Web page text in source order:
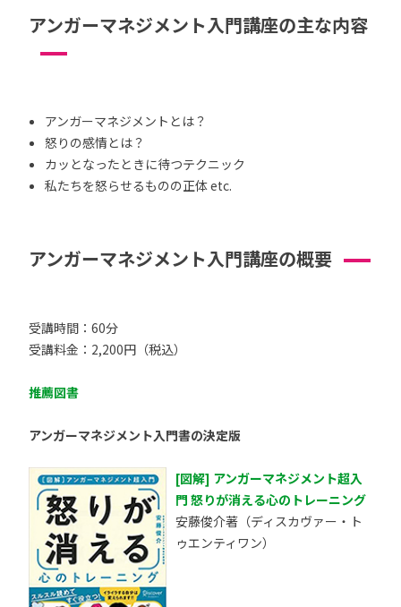
アンガーマネジメント入門講座の主な内容
アンガーマネジメントとは？
怒りの感情とは？
カッとなったときに待つテクニック
私たちを怒らせるものの正体 etc.
アンガーマネジメント入門講座の概要
受講時間：60分
受講料金：2,200円（税込）
推薦図書
アンガーマネジメント入門書の決定版
[図解] アンガーマネジメント超入
門 怒りが消える心のトレーニング
安藤俊介著（ディスカヴァー・ト
ゥエンティワン）